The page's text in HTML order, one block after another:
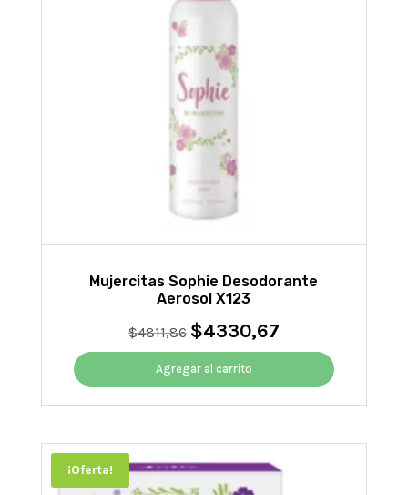
Mujercitas Sophie Desodorante
Aerosol X123
$4811,86 El
precio
original
era:
$4811,86.
$4330,67El
precio
es:
$4330,67.
Agregar al carrito
¡Oferta!